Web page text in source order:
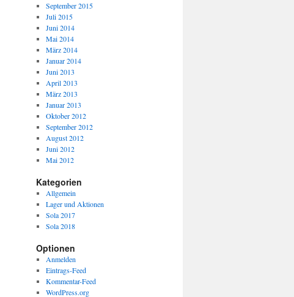
September 2015
Juli 2015
Juni 2014
Mai 2014
März 2014
Januar 2014
Juni 2013
April 2013
März 2013
Januar 2013
Oktober 2012
September 2012
August 2012
Juni 2012
Mai 2012
Kategorien
Allgemein
Lager und Aktionen
Sola 2017
Sola 2018
Optionen
Anmelden
Eintrags-Feed
Kommentar-Feed
WordPress.org